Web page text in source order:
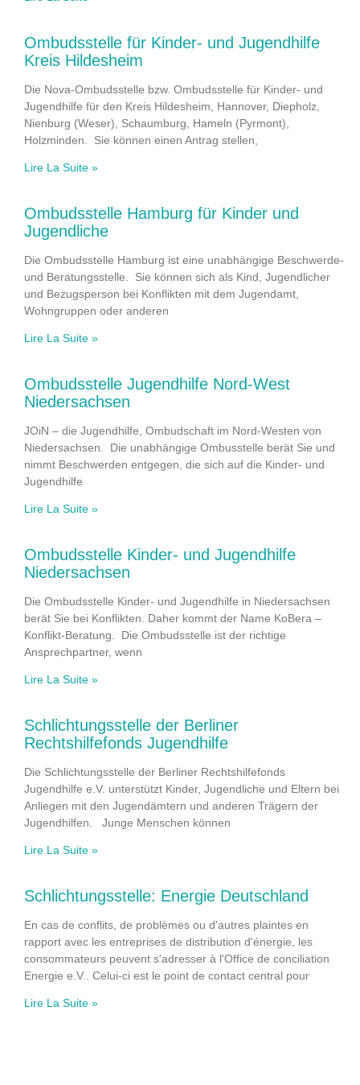
Ombudsstelle für Kinder- und Jugendhilfe
Kreis Hildesheim
Die Nova-Ombudsstelle bzw. Ombudsstelle für Kinder- und
Jugendhilfe für den Kreis Hildesheim, Hannover, Diepholz,
Nienburg (Weser), Schaumburg, Hameln (Pyrmont),
Holzminden. Sie können einen Antrag stellen,
Lire La Suite »
Ombudsstelle Hamburg für Kinder und
Jugendliche
Die Ombudsstelle Hamburg ist eine unabhängige Beschwerde-
und Beratungsstelle. Sie können sich als Kind, Jugendlicher
und Bezugsperson bei Konflikten mit dem Jugendamt,
Wohngruppen oder anderen
Lire La Suite »
Ombudsstelle Jugendhilfe Nord-West
Niedersachsen
JOiN – die Jugendhilfe, Ombudschaft im Nord-Westen von
Niedersachsen. Die unabhängige Ombusstelle berät Sie und
nimmt Beschwerden entgegen, die sich auf die Kinder- und
Jugendhilfe
Lire La Suite »
Ombudsstelle Kinder- und Jugendhilfe
Niedersachsen
Die Ombudsstelle Kinder- und Jugendhilfe in Niedersachsen
berät Sie bei Konflikten. Daher kommt der Name KoBera –
Konflikt-Beratung. Die Ombudsstelle ist der richtige
Ansprechpartner, wenn
Lire La Suite »
Schlichtungsstelle der Berliner
Rechtshilfefonds Jugendhilfe
Die Schlichtungsstelle der Berliner Rechtshilfefonds
Jugendhilfe e.V. unterstützt Kinder, Jugendliche und Eltern bei
Anliegen mit den Jugendämtern und anderen Trägern der
Jugendhilfen. Junge Menschen können
Lire La Suite »
Schlichtungsstelle: Energie Deutschland
En cas de conflits, de problèmes ou d'autres plaintes en
rapport avec les entreprises de distribution d'énergie, les
consommateurs peuvent s'adresser à l'Office de conciliation
Energie e.V.. Celui-ci est le point de contact central pour
Lire La Suite »